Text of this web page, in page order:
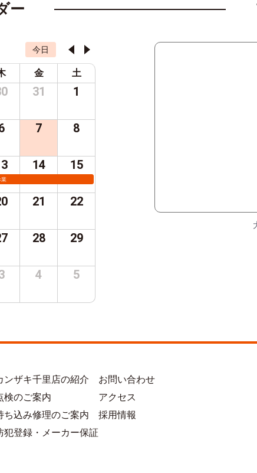
ー
今日
金 土
31 1
7 8
業
14 15
21 22
28 29
4 5
ンザキ千里店の紹介
検のご案内
ち込み修理のご案内
犯登録・メーカー保証
お問い合わせ
アクセス
採用情報